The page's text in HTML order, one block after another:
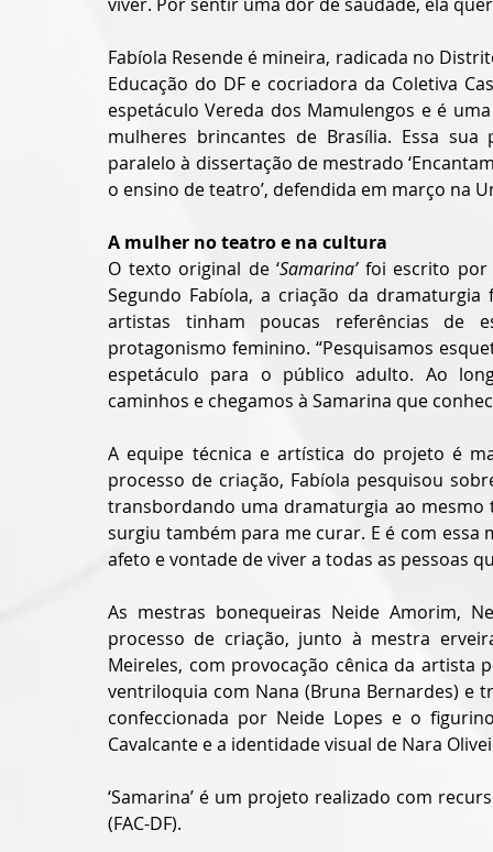
Fabíola Resende é mineira, radicada no
Educação do DF e cocriadora da Coletiva
espetáculo Vereda dos Mamulengos e é
mulheres brincantes de Brasília. Essa
paralelo à dissertação de mestrado
o ensino de teatro’, defendida em março na
A mulher no teatro e na cultura
O texto original de ‘Samarina’ foi escrito por
Segundo Fabíola, a criação da
artistas tinham poucas referências de
protagonismo feminino. “Pesquisamos
espetáculo para o público adulto. Ao
caminhos e chegamos à Samarina que
A equipe técnica e artística do projeto é
processo de criação, Fabíola pesquisou
transbordando uma dramaturgia ao mesmo
surgiu também para me curar. E é com essa
afeto e vontade de viver a todas as pessoas
As mestras bonequeiras Neide Amorim,
processo de criação, junto à mestra
Meireles, com provocação cênica da artista
ventriloquia com Nana (Bruna Bernardes) e
confeccionada por Neide Lopes e o
Cavalcante e a identidade visual de Nara
‘Samarina’ é um projeto realizado com
(FAC-DF).